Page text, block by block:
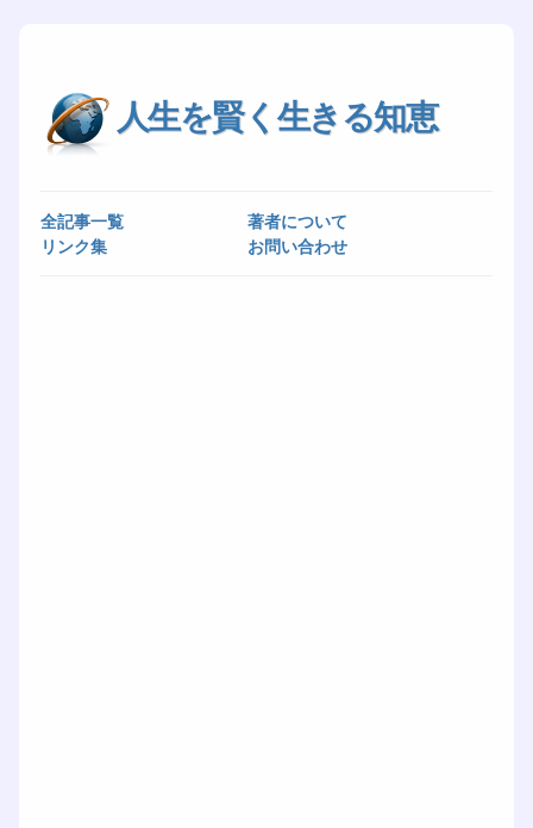
人生を賢く生きる知恵
全記事一覧
著者について
リンク集
お問い合わせ